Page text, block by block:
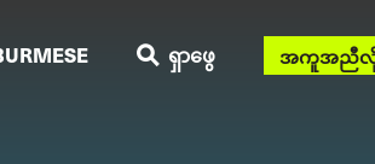
ရှာဖွေ Need
help
အကူအညီလို